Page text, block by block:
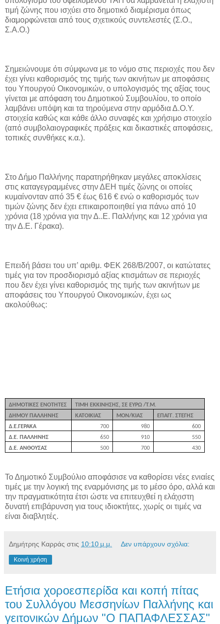
τιμή ζώνης που ισχύει στο δημοτικό διαμέρισμα όπως
διαμορφώνεται από τους σχετικούς συντελεστές (Σ.Ο.,
Σ.Α.Ο.)
Σημειώνουμε ότι σύμφωνα με το νόμο στις περιοχές που δεν
έχει γίνει καθορισμός της τιμής των ακινήτων με αποφάσεις
του Υπουργού Οικονομικών, ο υπολογισμός της αξίας τους
γίνεται με απόφαση του Δημοτικού Συμβουλίου, το οποίο
λαμβάνει υπόψη και τα τηρούμενα στην αρμόδια Δ.Ο.Υ.
στοιχεία καθώς και κάθε άλλο συναφές και χρήσιμο στοιχείο
(από συμβολαιογραφικές πράξεις και δικαστικές αποφάσεις,
τοπικές συνθήκες κ.α.).
Στο Δήμο Παλλήνης παρατηρήθηκαν μεγάλες αποκλίσεις
στις καταγεγραμμένες στην ΔΕΗ τιμές ζώνης οι οποίες
κυμαίνονταν από 35 € έως 616 € ενώ ο καθορισμός των
τιμών ζώνης δεν έχει επικαιροποιηθεί για πάνω από 10
χρόνια (18 χρόνια για την Δ..Ε. Παλλήνης και 12 χρόνια για
την Δ.Ε. Γέρακα).
Επειδή βάσει του υπ’ αριθμ. ΦΕΚ 268/Β/2007, οι κατώτατες
τιμές για τον προσδιορισμό αξίας κτισμάτων σε περιοχές
που δεν έχει γίνει καθορισμός της τιμής των ακινήτων με
αποφάσεις του Υπουργού Οικονομικών, έχει ως
ακολούθως:
ΔΗΜΟΤΙΚΕΣ ΕΝΟΤΗΤΕΣ
ΤΙΜΗ ΕΚΚΙΝΗΣΗΣ, ΣΕ ΕΥΡΩ /Τ.Μ.
ΔΗΜΟΥ ΠΑΛΛΗΝΗΣ
ΚΑΤΟΙΚΙΑΣ ΜΟΝ/ΚΙΑΣ ΕΠΑΓΓ. ΣΤΕΓΗΣ
Δ.Ε.ΓΕΡΑΚΑ
700 980
600
Δ.Ε. ΠΑΛΛΗΝΗΣ
650 910
550
Δ.Ε. ΑΝΘΟΥΣΑΣ
500 700 430
Το Δημοτικό Συμβούλιο αποφάσισε να καθορίσει νέες ενιαίες
τιμές με την λογική της εναρμόνισης με το μέσο όρο, αλλά και
την πραγματικότητα έτσι ώστε να επιτευχθεί η ελάχιστη
δυνατή επιβάρυνση για τους ιδιοκτήτες, χωρίς οι τιμές να
είναι διαβλητές.
Δημήτρης Καρράς στις 10:10 μ.μ. Δεν υπάρχουν σχόλια:
Κοινή χρήση
Ετήσια χοροεσπερίδα και κοπή πίτας
του Συλλόγου Μεσσηνίων Παλλήνης και
γειτονικών Δήμων "Ο ΠΑΠΑΦΛΕΣΣΑΣ"